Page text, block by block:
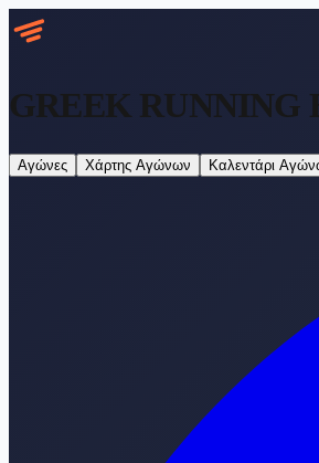
GREEK RUNNING
Αγώνες Χάρτης Αγώνων Καλεντάρι